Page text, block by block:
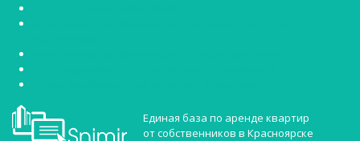
Единая база по аренде квартир
от собственников в Красноярске